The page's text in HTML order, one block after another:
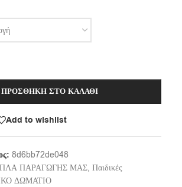
ΠΡΟΣΘΉΚΗ ΣΤΟ ΚΑΛΆΘΙ
Add to wishlist
8d6bb72de048
ΠΑΡΑΓΩΓΗΣ ΜΑΣ, Παιδικές
ΔΩΜΑΤΙΟ